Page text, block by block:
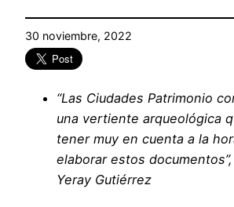
30 noviembre, 2022
“Las Ciudades Patrimonio
una vertiente arqueológica
tener muy en cuenta a la
elaborar estos documentos
Yeray Gutiérrez